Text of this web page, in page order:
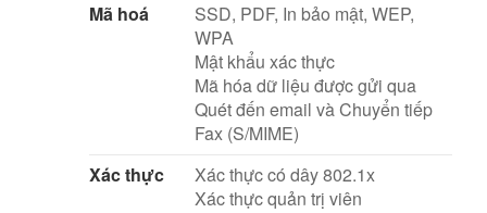
Mã hoá
SSD, PDF, In bảo mật, WEP,
WPA
Mật khẩu xác thực
Mã hóa dữ liệu được gửi qua
Quét đến email và Chuyển tiếp
Fax (S/MIME)
Xác thực
Xác thực có dây 802.1x
Xác thực quản trị viên